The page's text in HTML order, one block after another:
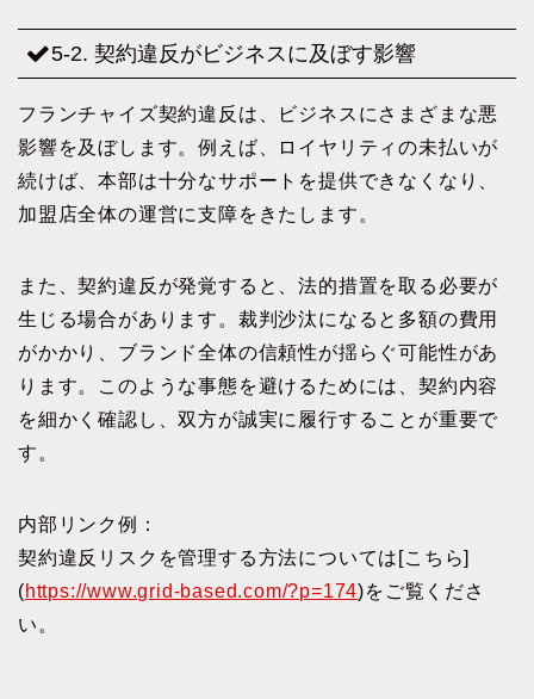
5-2. 契約違反がビジネスに及ぼす影響
フランチャイズ契約違反は、ビジネスにさまざまな悪
影響を及ぼします。例えば、ロイヤリティの未払いが
続けば、本部は十分なサポートを提供できなくなり、
加盟店全体の運営に支障をきたします。
また、契約違反が発覚すると、法的措置を取る必要が
生じる場合があります。裁判沙汰になると多額の費用
がかかり、ブランド全体の信頼性が揺らぐ可能性があ
ります。このような事態を避けるためには、契約内容
を細かく確認し、双方が誠実に履行することが重要で
す。
内部リンク例：
契約違反リスクを管理する方法については[こちら]
(https://www.grid-based.com/?p=174)をご覧くださ
い。